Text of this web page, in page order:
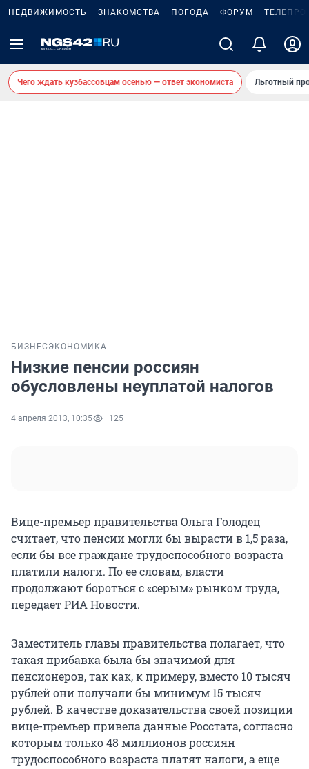
НЕДВИЖИМОСТЬ ЗНАКОМСТВА ПОГОДА ФОРУМ
Чего ждать кузбассовцам осенью — ответ экономиста Льготный
БИЗНЕС ЭКОНОМИКА
Низкие пенсии россиян
обусловлены неуплатой налогов
4 апреля 2013, 10:35 125
Вице-премьер правительства Ольга Голодец
считает, что пенсии могли бы вырасти в 1,5 раза,
если бы все граждане трудоспособного возраста
платили налоги. По ее словам, власти
продолжают бороться с «серым» рынком труда,
передает РИА Новости.
Заместитель главы правительства полагает, что
такая прибавка была бы значимой для
пенсионеров, так как, к примеру, вместо 10 тысяч
рублей они получали бы минимум 15 тысяч
рублей. В качестве доказательства своей позиции
вице-премьер привела данные Росстата, согласно
которым только 48 миллионов россиян
трудоспособного возраста платят налоги, а еще